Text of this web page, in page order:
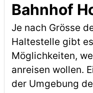
Bahnhof
Je nach Grösse
Haltestelle gibt
Möglichkeiten,
anreisen wollen.
der Umgebung